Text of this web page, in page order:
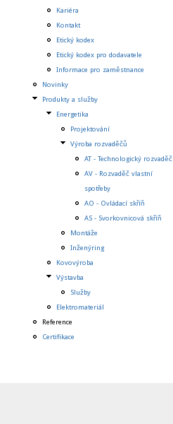
Kariéra
Kontakt
Etický kodex
Etický kodex pro dodavatele
Informace pro zaměstnance
Novinky
Produkty a služby
Energetika
Projektování
Výroba rozvaděčů
AT - Technologický rozvaděč
AV - Rozvaděč vlastní
spotřeby
AO - Ovládací skříň
AS - Svorkovnicová skříň
Montáže
Inženýring
Kovovýroba
Výstavba
Služby
Elektromateriál
Reference
Certifikace